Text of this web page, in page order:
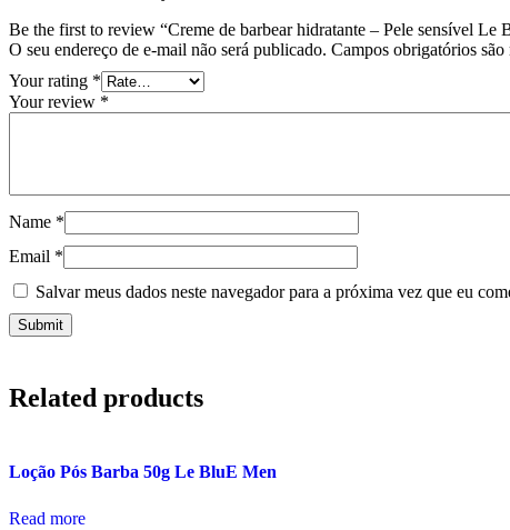
Be the first to review “Creme de barbear hidratante – Pele sensível Le
O seu endereço de e-mail não será publicado. Campos obrigatórios são
Your rating *
Your review *
Name *
Email *
Salvar meus dados neste navegador para a próxima vez que eu
Related products
Loção Pós Barba 50g Le BluE Men
Read more